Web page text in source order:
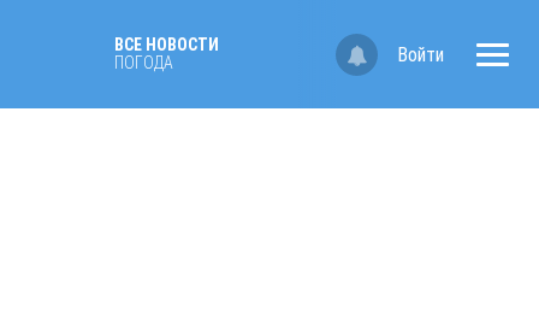
ВСЕ НОВОСТИ
ПОГОДА
Войти